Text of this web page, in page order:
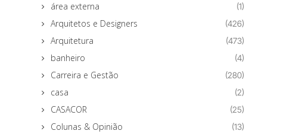
área externa (1)
Arquitetos e Designers (426)
Arquitetura (473)
banheiro (4)
Carreira e Gestão (280)
casa (2)
CASACOR (25)
Colunas & Opinião (13)